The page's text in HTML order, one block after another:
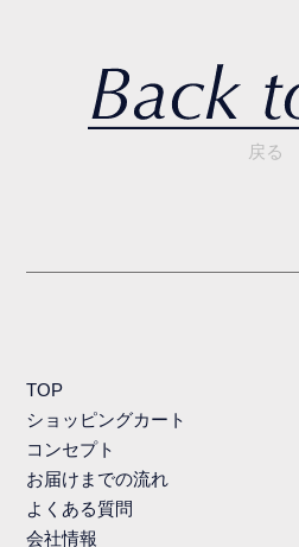
戻る
TOP
ショッピングカート
コンセプト
お届けまでの流れ
よくある質問
会社情報